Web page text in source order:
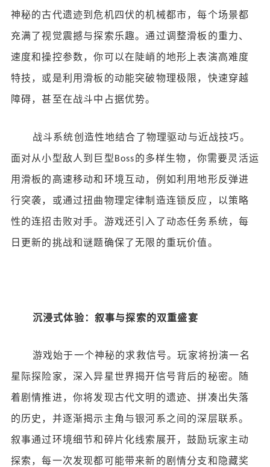
神秘的古代遗迹到危机四伏的机械都市，每个场景都
充满了视觉震撼与探索乐趣。通过调整滑板的重力、
速度和操控参数，你可以在陡峭的地形上表演高难度
特技，或是利用滑板的动能突破物理极限，快速穿越
障碍，甚至在战斗中占据优势。
战斗系统创造性地结合了物理驱动与近战技巧。
面对从小型敌人到巨型 Boss的多样生物，你需要灵活运
用滑板的高速移动和环境互动，例如利用地形反弹进
行突袭，或通过扭曲物理定律制造连锁反应，以策略
性的连招击败对手。游戏还引入了动态任务系统，每
日更新的挑战和谜题确保了无限的重玩价值。
沉浸式体验：叙事与探索的双重盛宴
游戏始于一个神秘的求救信号。玩家将扮演一名
星际探险家，深入异星世界揭开信号背后的秘密。随
着剧情推进，你将发现古代文明的遗迹、拼凑出失落
的历史，并逐渐揭示主角与银河系之间的深层联系。
叙事通过环境细节和碎片化线索展开，鼓励玩家主动
探索，每一次发现都可能带来新的剧情分支和隐藏奖